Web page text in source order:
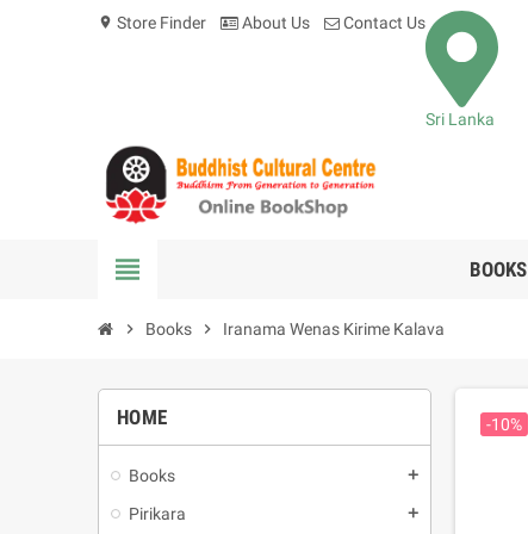
location_on Store Finder About Us Contact Us
Sri Lanka
view_headline BOOKS
chevron_right Books chevron_right Iranama Wenas Kirime Kalava
HOME
Books add
Pirikara add
-10%